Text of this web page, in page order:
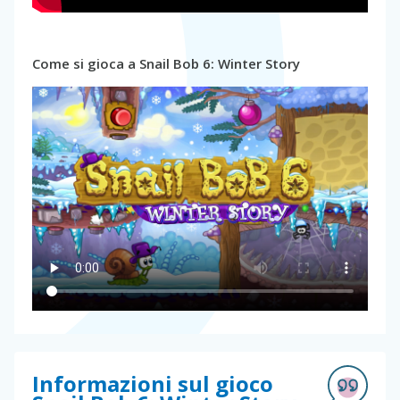
Come si gioca a Snail Bob 6: Winter Story
Informazioni sul gioco